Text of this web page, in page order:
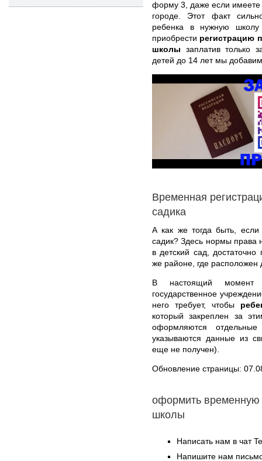
форму 3, даже если имеете
городе. Этот факт
ребенка в нужную
приобрести регистрацию
школы заплатив только
детей до 14 лет мы
Временная
садика
А как же тогда быть,
садик? Здесь нормы права
в детский сад,
же районе, где расположен
В настоящий момент
государственное
него требует, чтобы
который закреплен за
оформляются
указываются данные из
еще не получен).
Обновление страницы:
оформить временную
школы
Написать нам в чат
Напишите нам